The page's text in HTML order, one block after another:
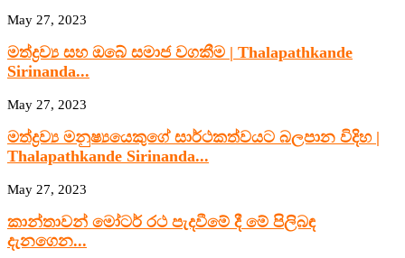
May 27, 2023
මත්ද්‍රව්‍ය සහ ඔබේ සමාජ වගකීම | Thalapathkande
Sirinanda...
May 27, 2023
මත්ද්‍රව්‍ය මනුෂ්‍යයෙකුගේ සාර්ථකත්වයට බලපාන විදිහ |
Thalapathkande Sirinanda...
May 27, 2023
කාන්තාවන් මෝටර් රථ පැදවීමේ දී මේ පිලිබඳ
දැනගෙන...